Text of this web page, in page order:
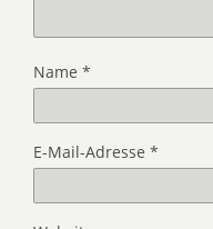
Name *
E-Mail-Adresse *